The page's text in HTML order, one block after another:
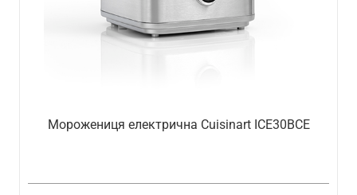
Морожениця електрична Cuisinart ICE30BCE